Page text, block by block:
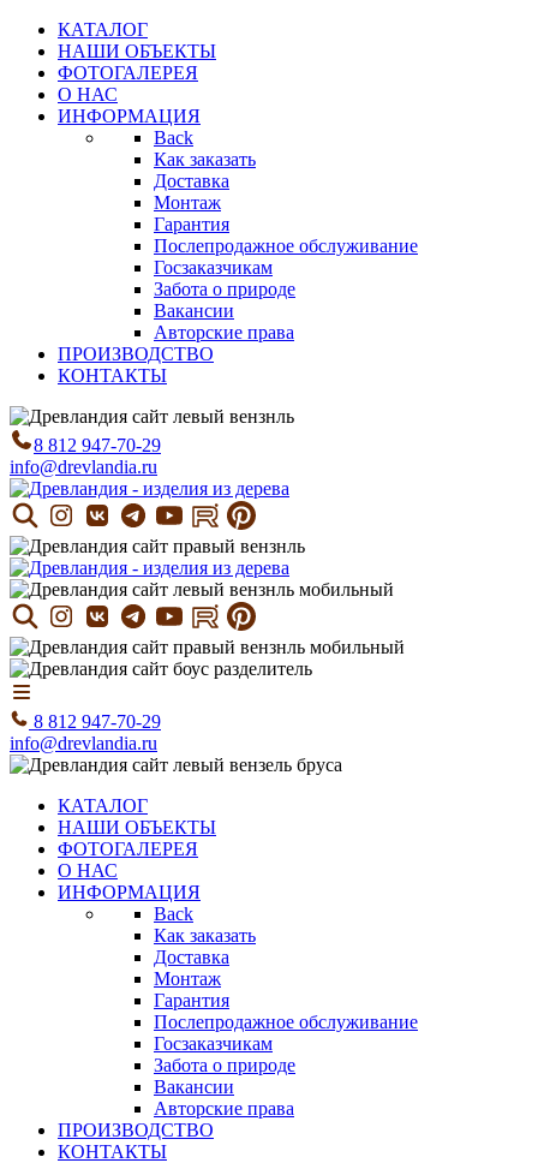
КАТАЛОГ
НАШИ ОБЪЕКТЫ
ФОТОГАЛЕРЕЯ
О НАС
ИНФОРМАЦИЯ
Back
Как заказать
Доставка
Монтаж
Гарантия
Послепродажное обслуживание
Госзаказчикам
Забота о природе
Вакансии
Авторские права
ПРОИЗВОДСТВО
КОНТАКТЫ
8 812 947-70-29
info@drevlandia.ru
8 812 947-70-29
info@drevlandia.ru
КАТАЛОГ
НАШИ ОБЪЕКТЫ
ФОТОГАЛЕРЕЯ
О НАС
ИНФОРМАЦИЯ
Back
Как заказать
Доставка
Монтаж
Гарантия
Послепродажное обслуживание
Госзаказчикам
Забота о природе
Вакансии
Авторские права
ПРОИЗВОДСТВО
КОНТАКТЫ